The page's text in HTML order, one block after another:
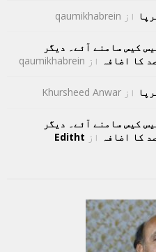
از qaumikhabrein
کیس سامنے آئے۔ دیگر
کا اضافہ از qaumikhabrein
از Khursheed Anwar
کیس سامنے آئے۔ دیگر
کا اضافہ از Editht